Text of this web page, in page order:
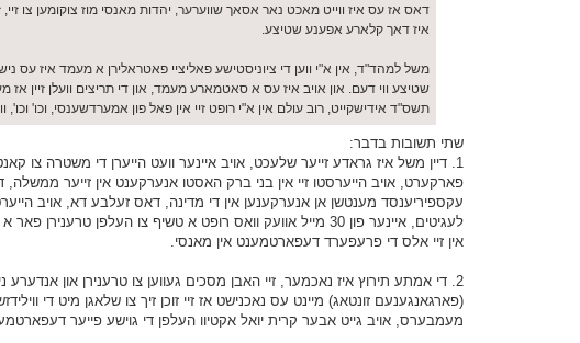
איז דאך קלארע אפענע שטיצע.
שטיצע ווי דעם. און אויב איז עס א סאטמארע מעמד, און די תריצים וועלן זיין אז
תשס"ד אידישקייט, רוב עולם אין א"י רופט זיי אין פאל פון אמערדשענסי, וכו' וכו',
שתי תשובות בדבר:
1. דיין משל איז גראדע זייער שלעכט, אויב איינער וועט הייערן די משטרה צו
פארקערט, אויב הייערסטו זיי אין בני ברק האסטו אנערקענט אין זייער
עקספיריענסד מענטשן אן אנערקענען אין די מדינה, דאס זעלבע דא, אויב
לעגיטים, איינער פון 30 מייל אוועק וואס רופט א טשיף צו
אין זיי אלס די פרעפערד דעפארטמענט אין מאנסי.
2. די אמתע תירוץ איז נאכמער, זיי האבן מסכים געווען צו טרענירן און
(פארגאנגענעם זונטאג) מיינט עס נאכנישט אז זיי זוכן זיך צו שלאגן מיט די
מעמבערס, אויב גייט אבער קרית יואל אקטיוו העלפן די גוישע פייער